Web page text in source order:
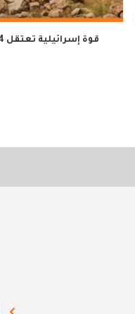
قوة إسرائيلية تعتقل 4 شبان بعد توغلها بريف درعا